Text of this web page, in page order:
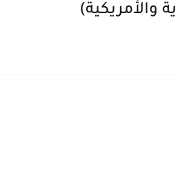
والأمريكية)